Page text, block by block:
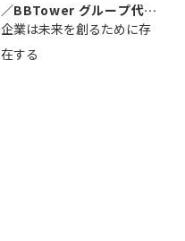
／BBTower グループ代表
藤...
企業は未来を創るために存
在する